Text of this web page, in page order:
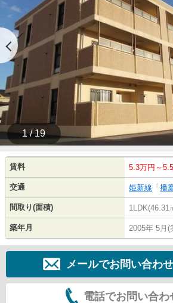
1 / 19
賃料 5.3万円～
交通 姫新線 「 播
間取り(面積) 1LDK(46.31
築年月 2005年 5月(
メールでお問い合わ
電話でお問い合わ